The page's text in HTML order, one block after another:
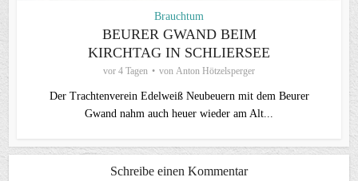
Brauchtum
BEURER GWAND BEIM
KIRCHTAG IN SCHLIERSEE
vor 4 Tagen von Anton Hötzelsperger
Der Trachtenverein Edelweiß Neubeuern mit dem Beurer
Gwand nahm auch heuer wieder am Alt...
Schreibe einen Kommentar